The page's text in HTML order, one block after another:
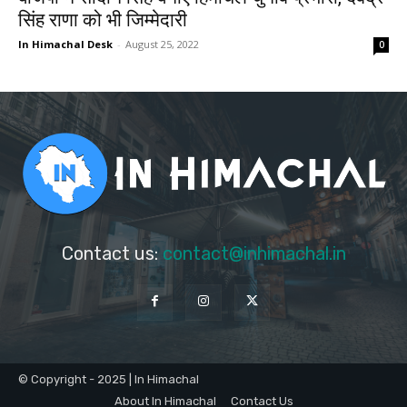
सिंह राणा को भी जिम्मेदारी
In Himachal Desk - August 25, 2022 0
Contact us: contact@inhimachal.in
© Copyright - 2025 | In Himachal
About In Himachal
Contact Us